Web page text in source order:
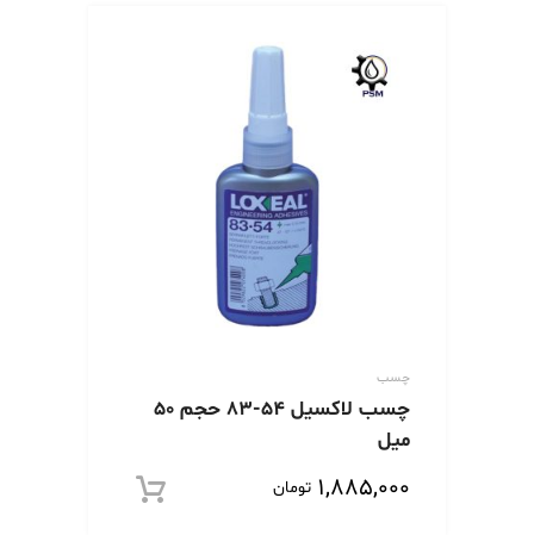
چسب
چسب لاکسیل 54-83 حجم 50
میل
۱,۸۸۵,۰۰۰ تومان